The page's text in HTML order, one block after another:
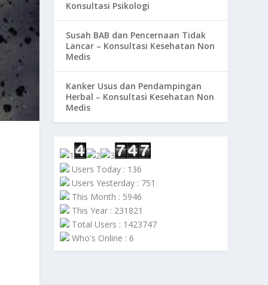
Konsultasi Psikologi
Susah BAB dan Pencernaan Tidak
Lancar – Konsultasi Kesehatan Non
Medis
Kanker Usus dan Pendampingan
Herbal – Konsultasi Kesehatan Non
Medis
Users Today : 136
Users Yesterday : 751
This Month : 5946
This Year : 231821
Total Users : 1423747
Who's Online : 6